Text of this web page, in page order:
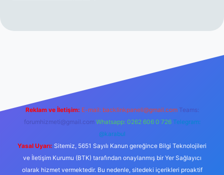
Reklam ve İletişim: E-mail: backlinkpaneli@gmail.com Teams:
forumhizmeti@gmail.com Whatsapp: 0262 606 0 726 Telegram:
@karabul
Yasal Uyarı: Sitemiz, 5651 Sayılı Kanun gereğince Bilgi Teknolojileri
ve İletişim Kurumu (BTK) tarafından onaylanmış bir Yer Sağlayıcı
olarak hizmet vermektedir. Bu nedenle, sitedeki içerikleri proaktif